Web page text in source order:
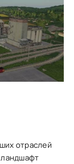
отраслей